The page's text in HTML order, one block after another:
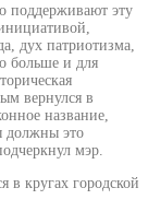
поддерживают эту
дух патриотизма,
больше и для
вернулся в
название,
должны это
мэр.
в кругах городской